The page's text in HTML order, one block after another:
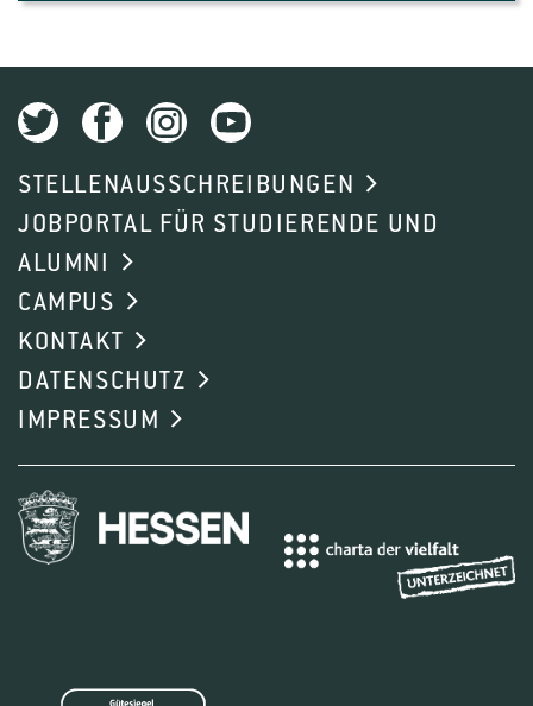
STELLENAUSSCHREIBUNGEN
JOBPORTAL FÜR STUDIERENDE UND
ALUMNI
CAMPUS
KONTAKT
DATENSCHUTZ
IMPRESSUM